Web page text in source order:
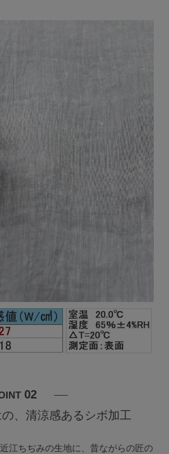
02
、清涼感あるシボ加工
江ちぢみの生地に、昔ながらの匠の